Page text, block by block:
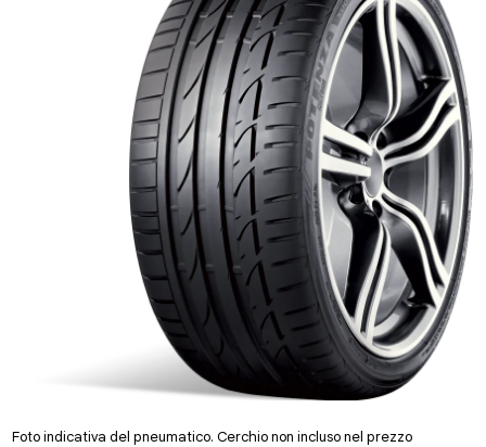
Foto indicativa del pneumatico. Cerchio non incluso nel prezzo